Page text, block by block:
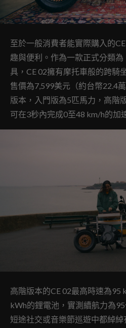
至於一般消費者能實際購入的
趣與便利。作為一款正式分類
具，CE 02擁有摩托車般的跨騎
售價為7,599美元（約台幣22.4
版本，入門版為5匹馬力，高階
可在3秒內完成0至48 km/h的加
高階版本的CE 02最高時速為95
kWh的鋰電池，實測續航力為
短途社交或音樂節巡遊中都綽